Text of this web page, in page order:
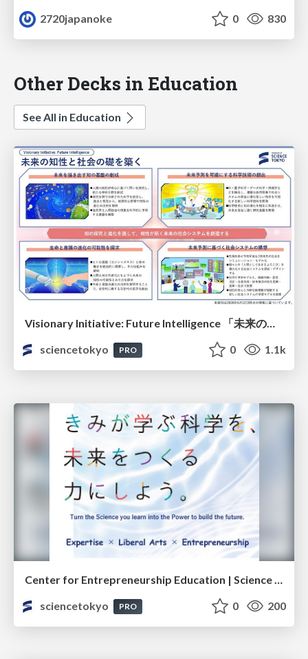
2720japanoke
0 830
Other Decks in Education
See All in Education
sciencetokyo
PRO 0 1.1k
Center for Entrepreneurship Education | Science Tokyo (Institute of Science Tokyo)
sciencetokyo
PRO 0 200